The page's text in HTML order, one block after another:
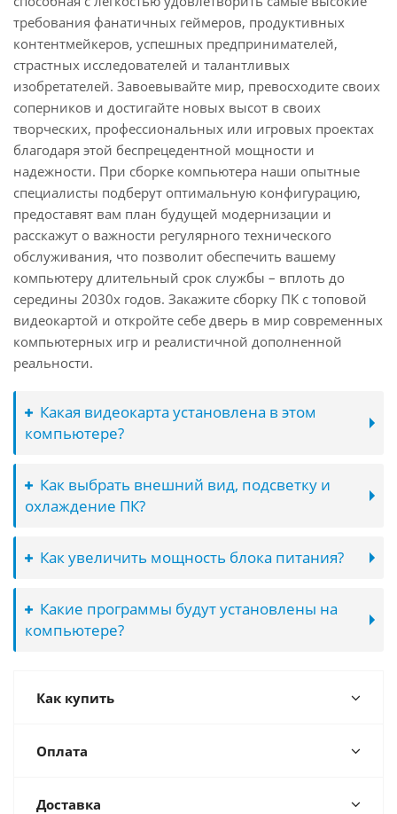
требования фанатичных геймеров, продуктивных
контентмейкеров, успешных предпринимателей,
страстных исследователей и талантливых
изобретателей. Завоевывайте мир, превосходите своих
соперников и достигайте новых высот в своих
творческих, профессиональных или игровых проектах
благодаря этой беспрецедентной мощности и
надежности. При сборке компьютера наши опытные
специалисты подберут оптимальную конфигурацию,
предоставят вам план будущей модернизации и
расскажут о важности регулярного технического
обслуживания, что позволит обеспечить вашему
компьютеру длительный срок службы – вплоть до
середины 2030х годов. Закажите сборку ПК с топовой
видеокартой и откройте себе дверь в мир современных
компьютерных игр и реалистичной дополненной
реальности.
Какая видеокарта установлена в этом
компьютере?
Как выбрать внешний вид, подсветку и
охлаждение ПК?
Как увеличить мощность блока питания?
Какие программы будут установлены на
компьютере?
Как купить
Оплата
Доставка